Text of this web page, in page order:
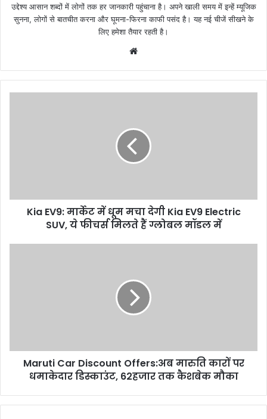
उद्देश्य आसान शब्दों में लोगों तक हर जानकारी पहुंचाना है। अपने खाली समय में इन्हें म्यूजिक
सुनना, लोगों से बातचीत करना और घूमना-फिरना काफी पसंद है। यह नई चीजें सीखने के
लिए हमेशा तैयार रहती है।
Kia EV9: मार्केट में धूम मचा देगी Kia EV9 Electric
SUV, ये फीचर्स मिलते हैं ग्लोबल मॉडल में
Maruti Car Discount Offers:अब मारुति कारों पर
धमाकेदार डिस्काउंट, 62हजार तक कैशबेक मौका